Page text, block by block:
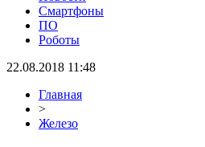
Смартфоны
ПО
Роботы
22.08.2018 11:48
Главная
>
Железо